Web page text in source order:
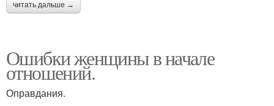
читать дальше →
Ошибки женщины в начале
отношений.
Оправдания.